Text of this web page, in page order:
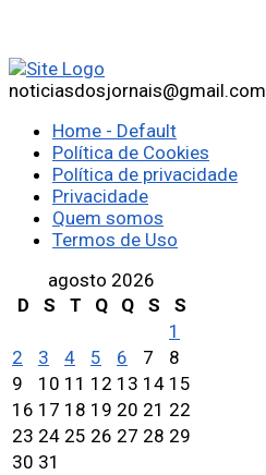
noticiasdosjornais@gmail.com
Home - Default
Política de Cookies
Política de privacidade
Privacidade
Quem somos
Termos de Uso
agosto 2026
D
S T Q Q S
S
1
2
3 4 5 6 7
8
9
10 11 12 13 14 15
16 17 18 19 20 21 22
23 24 25 26 27 28 29
30 31